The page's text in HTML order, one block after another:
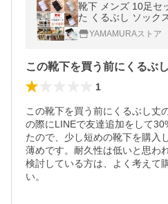
靴下 メンズ 10足セ
た くるぶし ソック
クス 薄手 アンクル
YAMAMURAストア
1
この靴下を買う前にくるぶし丈
の際にLINEで友達追加をして
たので、少し短めの靴下を購入
薄めです。耐久性は低いと思わ
検討している方は、よく考えて
い。